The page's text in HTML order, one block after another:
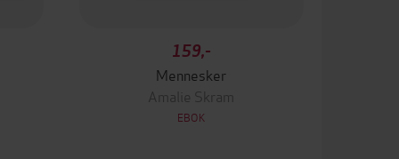
159,-
Mennesker
Amalie Skram
EBOK